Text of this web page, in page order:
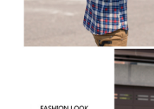
５．嚴禁一人註冊多個帳號或使用
恩沛科技股份有限公司將有權停止